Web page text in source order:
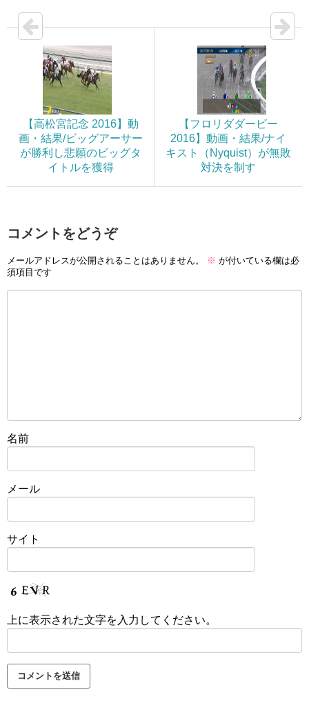
【高松宮記念 2016】動
画・結果/ビッグアーサー
が勝利し悲願のビッグタ
イトルを獲得
【フロリダダービー
2016】動画・結果/ナイ
キスト（Nyquist）が無敗
対決を制す
コメントをどうぞ
メールアドレスが公開されることはありません。 ※ が付いている欄は必
須項目です
名前
メール
サイト
上に表示された文字を入力してください。